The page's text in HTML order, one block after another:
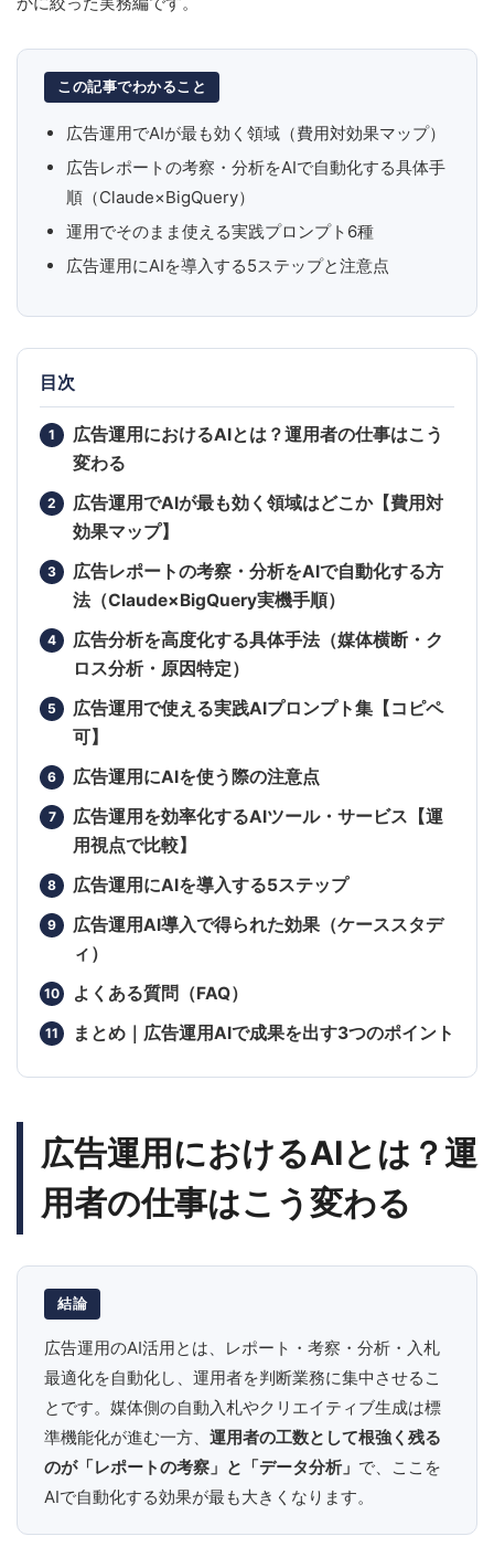
この記事でわかること
広告運用でAIが最も効く領域（費用対効果マップ）
広告レポートの考察・分析をAIで自動化する具体手
順（Claude×BigQuery）
運用でそのまま使える実践プロンプト6種
広告運用にAIを導入する5ステップと注意点
目次
広告運用におけるAIとは？運用者の仕事はこう
変わる
広告運用でAIが最も効く領域はどこか【費用対
効果マップ】
広告レポートの考察・分析をAIで自動化する方
法（Claude×BigQuery実機手順）
広告分析を高度化する具体手法（媒体横断・ク
ロス分析・原因特定）
広告運用で使える実践AIプロンプト集【コピペ
可】
広告運用にAIを使う際の注意点
広告運用を効率化するAIツール・サービス【運
用視点で比較】
広告運用にAIを導入する5ステップ
広告運用AI導入で得られた効果（ケーススタデ
ィ）
よくある質問（FAQ）
まとめ｜広告運用AIで成果を出す3つのポイント
広告運用におけるAIとは？運
用者の仕事はこう変わる
結論
広告運用のAI活用とは、レポート・考察・分析・入札
最適化を自動化し、運用者を判断業務に集中させるこ
とです。媒体側の自動入札やクリエイティブ生成は標
準機能化が進む一方、 運用者の工数として根強く残る
のが「レポートの考察」と「データ分析」 で、ここを
AIで自動化する効果が最も大きくなります。